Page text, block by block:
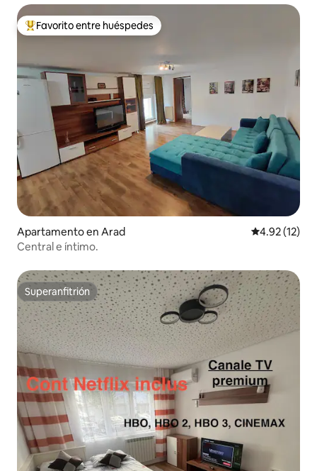
Favorito entre huéspedes preferido
Favorito entre huéspedes
Apartamento en Arad Calificación
4.92 (12)
Central e íntimo.
Superanfitrión
Superanfitrión